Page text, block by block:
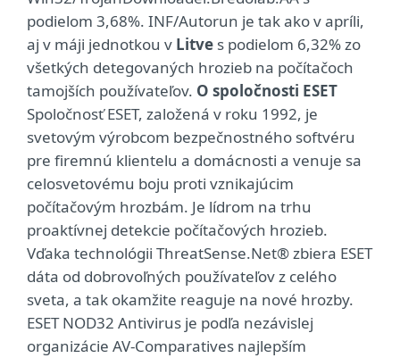
podielom 3,68%. INF/Autorun je tak ako v apríli,
aj v máji jednotkou v Litve s podielom 6,32% zo
všetkých detegovaných hrozieb na počítačoch
tamojších používateľov. O spoločnosti ESET
Spoločnosť ESET, založená v roku 1992, je
svetovým výrobcom bezpečnostného softvéru
pre firemnú klientelu a domácnosti a venuje sa
celosvetovému boju proti vznikajúcim
počítačovým hrozbám. Je lídrom na trhu
proaktívnej detekcie počítačových hrozieb.
Vďaka technológii ThreatSense.Net® zbiera ESET
dáta od dobrovoľných používateľov z celého
sveta, a tak okamžite reaguje na nové hrozby.
ESET NOD32 Antivirus je podľa nezávislej
organizácie AV-Comparatives najlepším